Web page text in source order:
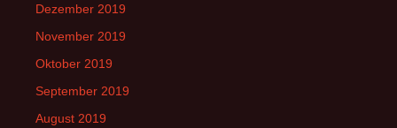
Dezember 2019
November 2019
Oktober 2019
September 2019
August 2019